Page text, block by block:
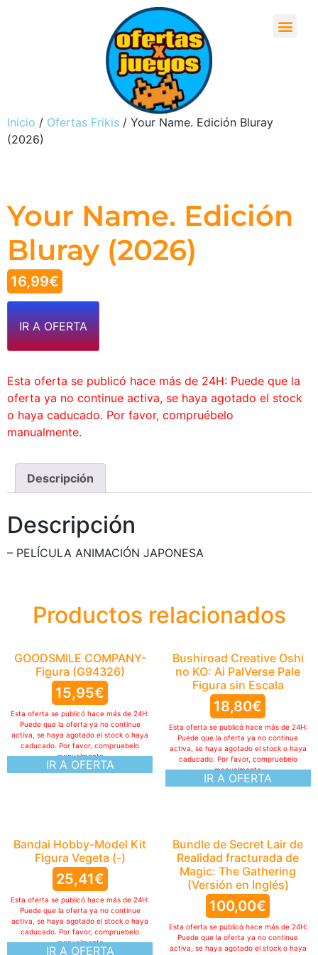
Inicio / Ofertas Frikis / Your Name. Edición Bluray
(2026)
Your Name. Edición
Bluray (2026)
16,99€
IR A OFERTA
Esta oferta se publicó hace más de 24H: Puede que la
oferta ya no continue activa, se haya agotado el stock
o haya caducado. Por favor, compruébelo
manualmente.
Descripción
Descripción
– PELÍCULA ANIMACIÓN JAPONESA
Productos relacionados
GOODSMILE COMPANY-
Figura (G94326)
15,95€
IR A OFERTA
Esta oferta se publicó hace más de 24H:
Puede que la oferta ya no continue
activa, se haya agotado el stock o haya
caducado. Por favor, compruebelo
manualmente
Bushiroad Creative Oshi
no KO: Ai PalVerse Pale
Figura sin Escala
18,80€
IR A OFERTA
Esta oferta se publicó hace más de 24H:
Puede que la oferta ya no continue
activa, se haya agotado el stock o haya
caducado. Por favor, compruebelo
manualmente
Bandai Hobby-Model Kit
Figura Vegeta (-)
25,41€
IR A OFERTA
Esta oferta se publicó hace más de 24H:
Puede que la oferta ya no continue
activa, se haya agotado el stock o haya
caducado. Por favor, compruebelo
manualmente
Bundle de Secret Lair de
Realidad fracturada de
Magic: The Gathering
(Versión en Inglés)
100,00€
Esta oferta se publicó hace más de 24H:
Puede que la oferta ya no continue
activa, se haya agotado el stock o haya